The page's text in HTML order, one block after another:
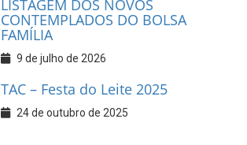
LISTAGEM DOS NOVOS
CONTEMPLADOS DO BOLSA
FAMÍLIA
9 de julho de 2026
TAC – Festa do Leite 2025
24 de outubro de 2025